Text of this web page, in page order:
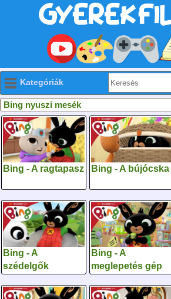
Kategóriák
Bing nyuszi mesék
Bing - A ragtapasz Bing - A bújócska
Bing - A
szédelgők
Bing - A
meglepetés gép